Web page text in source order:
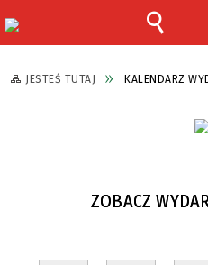
JESTEŚ TUTAJ KALENDARZ
ZOBACZ